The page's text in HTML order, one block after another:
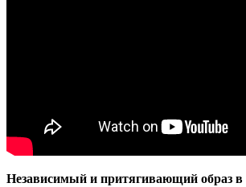
Независимый и притягивающий образ в